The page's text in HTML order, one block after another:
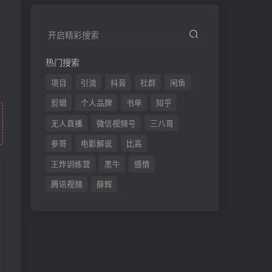
开启精彩搜索
热门搜索
项目 引流 抖音 社群
闲鱼
剪辑
个人品牌 书单
知乎
无人直播
微信视频号
三八哥
参哥
电影解说
比高
王炸训练营
黑牛
感情
腾讯视频
薛辉